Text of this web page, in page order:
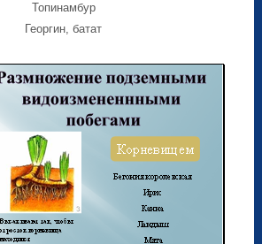
Топинамбур
Георгин, батат